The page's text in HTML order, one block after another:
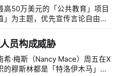
50万美元的「公共教育」项目
为主题，优先宣传言论自由、
斯玛特（Lisa Smart）指责特朗
英国民主；
员构成威胁
·梅斯（Nancy Mace）周五在X
穆斯林都是「特洛伊木马」，